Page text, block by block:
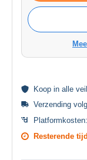
Koop in alle
Verzending
Platformkosten:
Resterende